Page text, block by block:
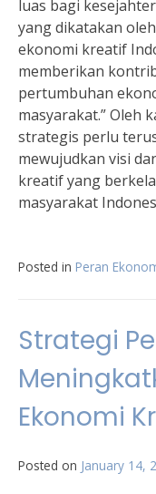
luas bagi
yang dikatakan
ekonomi kreatif
memberikan
pertumbuhan
masyarakat.” Oleh
strategis perlu
mewujudkan visi
kreatif yang
masyarakat
Posted in Peran
Strategi
Ekonomi
Posted on January 14,